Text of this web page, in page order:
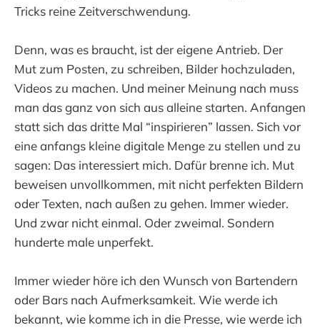
Tricks reine Zeitverschwendung.
Denn, was es braucht, ist der eigene Antrieb. Der
Mut zum Posten, zu schreiben, Bilder hochzuladen,
Videos zu machen. Und meiner Meinung nach muss
man das ganz von sich aus alleine starten. Anfangen
statt sich das dritte Mal “inspirieren” lassen. Sich vor
eine anfangs kleine digitale Menge zu stellen und zu
sagen: Das interessiert mich. Dafür brenne ich. Mut
beweisen unvollkommen, mit nicht perfekten Bildern
oder Texten, nach außen zu gehen. Immer wieder.
Und zwar nicht einmal. Oder zweimal. Sondern
hunderte male unperfekt.
Immer wieder höre ich den Wunsch von Bartendern
oder Bars nach Aufmerksamkeit. Wie werde ich
bekannt, wie komme ich in die Presse, wie werde ich